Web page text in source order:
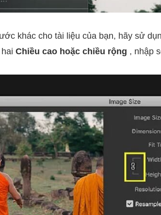
khác cho tài liệu của bạn, hãy sử
Chiều cao hoặc chiều rộng , nhập